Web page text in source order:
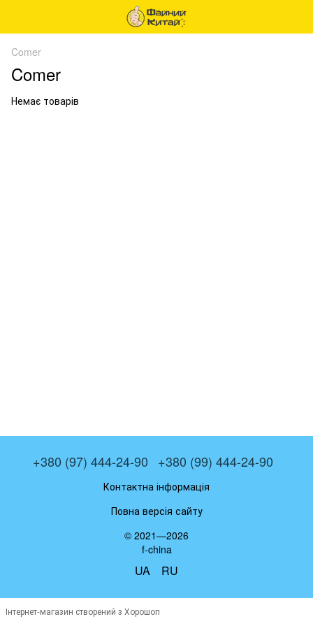
Comer
Comer
Немає товарів
+380 (97) 444-24-90 +380 (99) 444-24-90
Контактна інформація
Повна версія сайту
© 2021—2026
f-china
UA RU
Інтернет-магазин створений з Хорошоп